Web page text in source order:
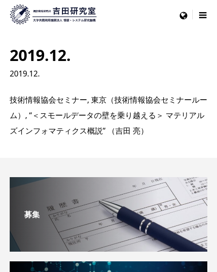
menu
2019.12.
2019.12.
技術情報協会セミナー, 東京（技術情報協会セミナールー
ム）, “＜スモールデータの壁を乗り越える＞ マテリアル
ズインフォマティクス概説” （吉田 亮）
募集